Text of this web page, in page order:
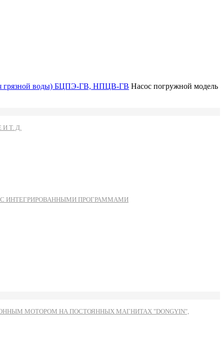
грязной воды) БЦПЭ-ГВ, НПЦВ-ГВ Насос погружной модель
Т. Д.
ИНТЕГРИРОВАННЫМИ ПРОГРАММАМИ
МОТОРОМ НА ПОСТОЯННЫХ МАГНИТАХ "DONGYIN",